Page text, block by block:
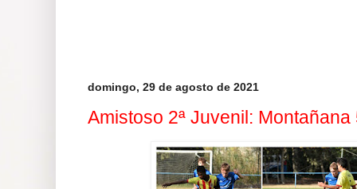
domingo, 29 de agosto de 2021
Amistoso 2ª Juvenil: Montañana